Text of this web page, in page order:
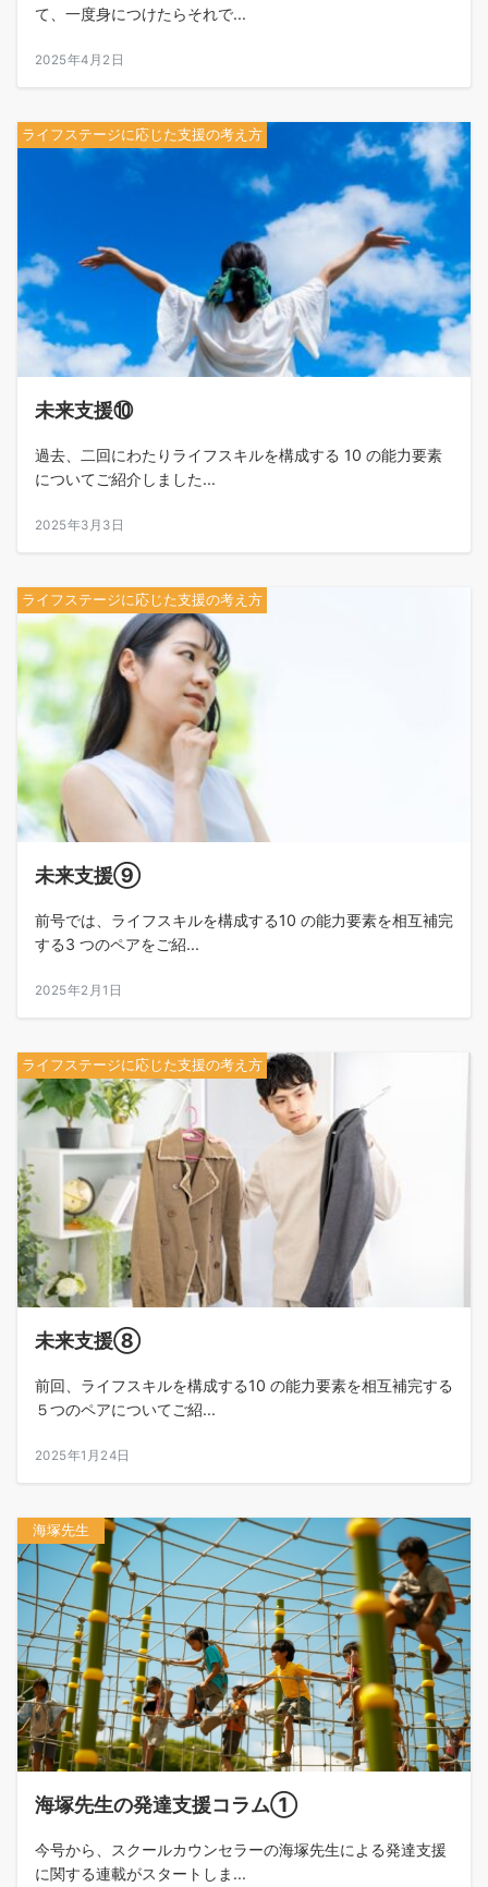
て、一度身につけたらそれで...
2025年4月2日
ライフステージに応じた支援の考え方
未来支援⑩
過去、二回にわたりライフスキルを構成する 10 の能力要素
についてご紹介しました...
2025年3月3日
ライフステージに応じた支援の考え方
未来支援⑨
前号では、ライフスキルを構成する10 の能力要素を相互補完
する3 つのペアをご紹...
2025年2月1日
ライフステージに応じた支援の考え方
未来支援⑧
前回、ライフスキルを構成する10 の能力要素を相互補完する
５つのペアについてご紹...
2025年1月24日
海塚先生
海塚先生の発達支援コラム①
今号から、スクールカウンセラーの海塚先生による発達支援
に関する連載がスタートしま...